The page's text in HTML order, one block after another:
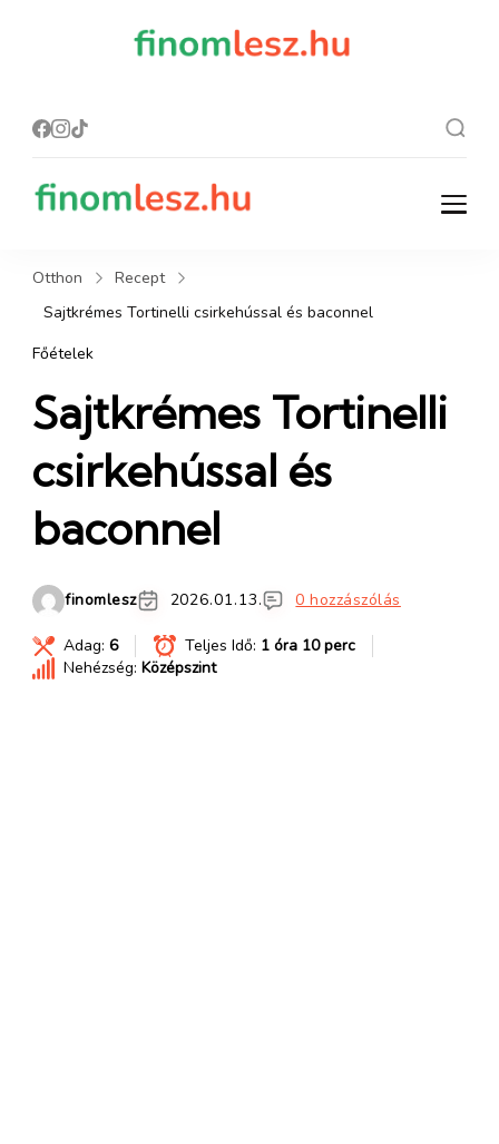
finomlesz.hu
Recept, ami finom lesz.
Otthon
Recept
Sajtkrémes Tortinelli csirkehússal és baconnel
Főételek
Sajtkrémes Tortinelli
csirkehússal és
baconnel
finomlesz 2026.01.13. 0 hozzászólás
Adag: 6 Teljes Idő: 1 óra 10 perc
Nehézség: Középszint